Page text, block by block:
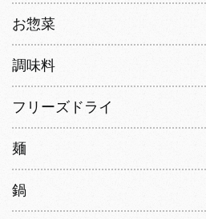
お惣菜
調味料
フリーズドライ
麺
鍋